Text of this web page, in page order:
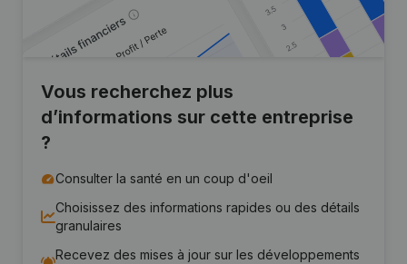
Vous recherchez plus
d’informations sur cette entreprise
?
Consulter la santé en un coup d'oeil
Choisissez des informations rapides ou des détails
granulaires
Recevez des mises à jour sur les développements